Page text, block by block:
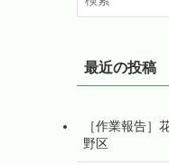
最近の投稿
［作業報告
野区